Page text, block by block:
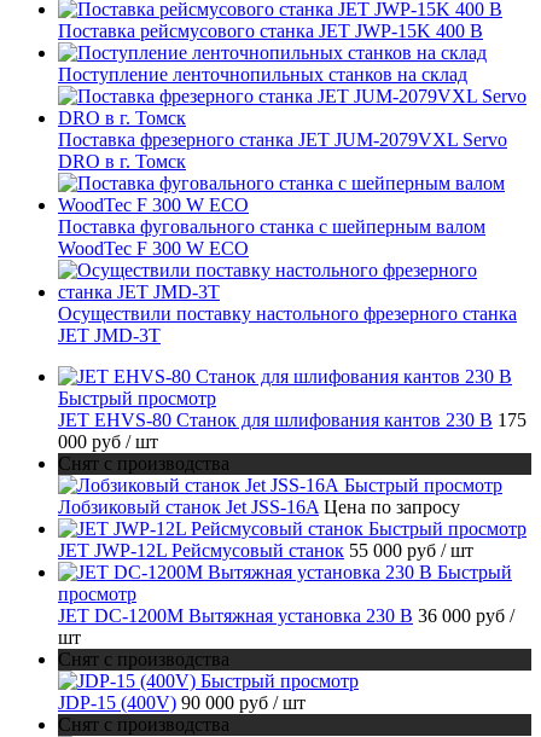
Поставка рейсмусового станка JET JWP-15K 400 В
Поступление ленточнопильных станков на склад
Поставка фрезерного станка JET JUM-2079VXL Servo
DRO в г. Томск
Поставка фуговального станка с шейперным валом
WoodTec F 300 W ECO
Осуществили поставку настольного фрезерного станка
JET JMD-3T
Быстрый просмотр
JET EHVS-80 Станок для шлифования кантов 230 В 175
000 руб / шт
Снят с производства
Быстрый просмотр
Лобзиковый станок Jet JSS-16A Цена по запросу
Быстрый просмотр
JET JWP-12L Рейсмусовый станок 55 000 руб / шт
Быстрый
просмотр
JET DC-1200M Вытяжная установка 230 В 36 000 руб /
шт
Снят с производства
Быстрый просмотр
JDP-15 (400V) 90 000 руб / шт
Снят с производства